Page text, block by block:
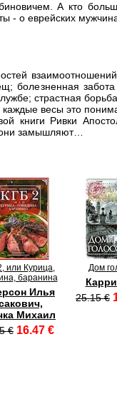
А кто
- о еврейских
болезненная
страстная
весы это
книги Ривки
замышляют…
или Курица,
баранина
Илья
Михаил
€ 16.47 €
Дом
25.15 €